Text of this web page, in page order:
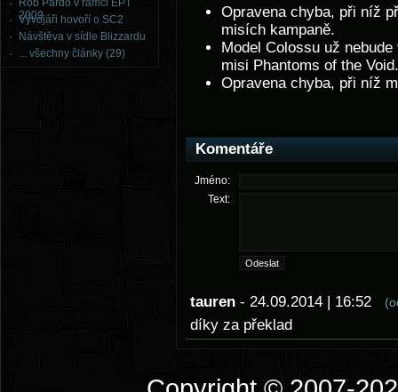
Rob Pardo v rámci EPT
2009
Vývojáři hovoří o SC2
Návštěva v sídle Blizzardu
... všechny články (29)
Opravena chyba, při níž
misích kampaně.
Model Colossu už
misi Phantoms of the Void.
Opravena chyba, při níž
Komentáře
Jméno:
Text:
tauren - 24.09.2014 | 16:52
díky za překlad